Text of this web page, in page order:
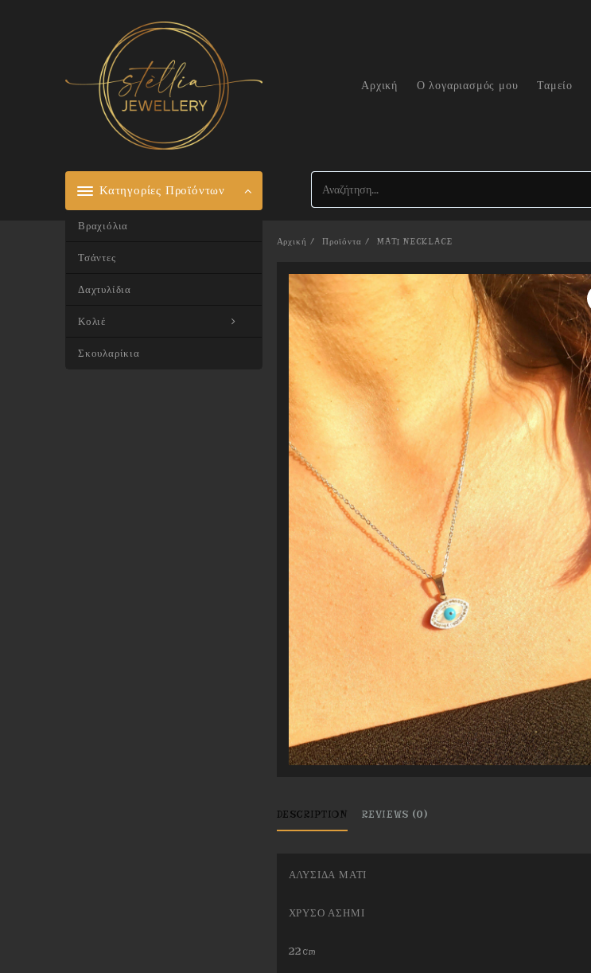
Αρχική Ο λογαριασμός μου Ταμείο
Κατηγορίες Προϊόντων
Βραχιόλια
Τσάντες
Δαχτυλίδια
Κολιέ
Σκουλαρίκια
Αρχική Προϊόντα MATI NECKLACE
DESCRIPTION REVIEWS (0)
ΑΛΥΣΙΔΑ ΜΑΤΙ
ΧΡΥΣΟ ΑΣΗΜΙ
22cm